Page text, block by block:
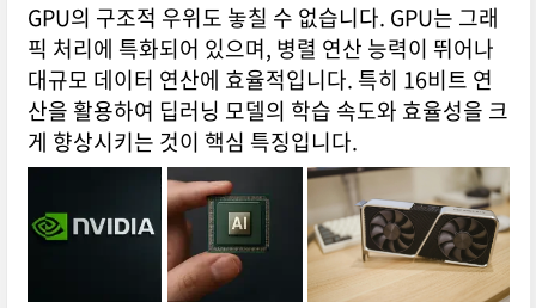
GPU의 구조적 우위도 놓칠 수 없습니다. GPU는 그래
픽 처리에 특화되어 있으며, 병렬 연산 능력이 뛰어나
대규모 데이터 연산에 효율적입니다. 특히 16비트 연
산을 활용하여 딥러닝 모델의 학습 속도와 효율성을 크
게 향상시키는 것이 핵심 특징입니다.